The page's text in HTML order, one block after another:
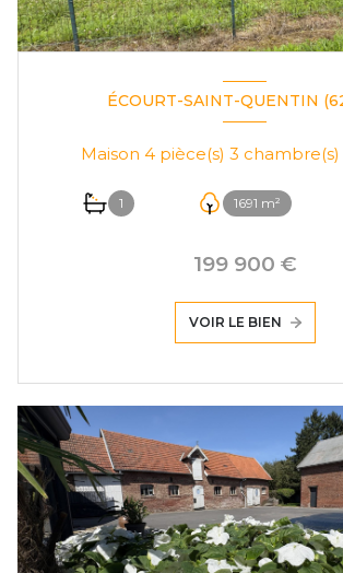
ÉCOURT-SAINT-QUENTIN
1 1691 m²
199 900 €
VOIR LE BIEN